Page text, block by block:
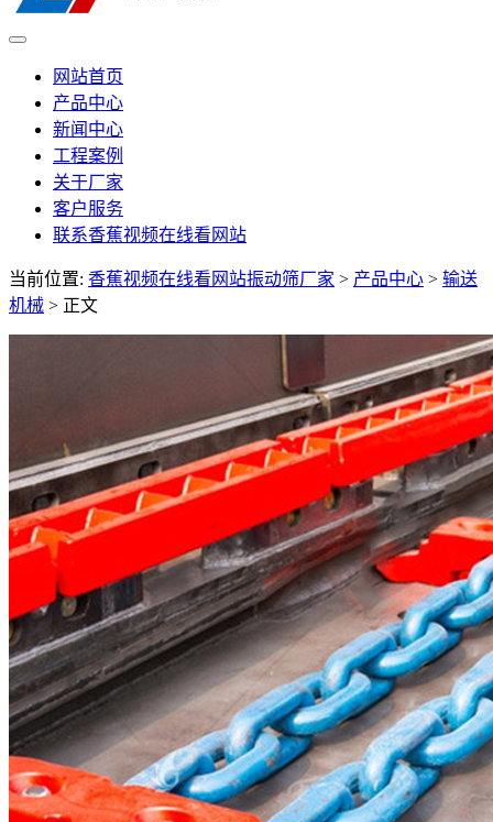
网站首页
产品中心
新闻中心
工程案例
关于厂家
客户服务
联系香蕉视频在线看网站
当前位置: 香蕉视频在线看网站振动筛厂家 > 产品中心 > 输送
机械 > 正文